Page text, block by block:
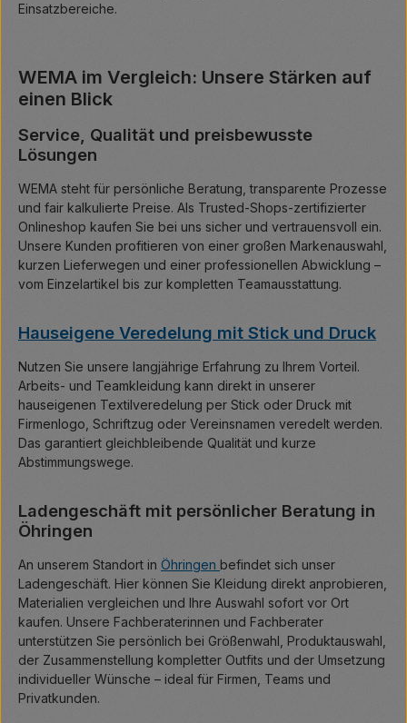
Einsatzbereiche.
WEMA im Vergleich: Unsere Stärken auf
einen Blick
Service, Qualität und preisbewusste
Lösungen
WEMA steht für persönliche Beratung, transparente Prozesse
und fair kalkulierte Preise. Als Trusted-Shops-zertifizierter
Onlineshop kaufen Sie bei uns sicher und vertrauensvoll ein.
Unsere Kunden profitieren von einer großen Markenauswahl,
kurzen Lieferwegen und einer professionellen Abwicklung –
vom Einzelartikel bis zur kompletten Teamausstattung.
Hauseigene Veredelung mit Stick und Druck
Nutzen Sie unsere langjährige Erfahrung zu Ihrem Vorteil.
Arbeits- und Teamkleidung kann direkt in unserer
hauseigenen Textilveredelung per Stick oder Druck mit
Firmenlogo, Schriftzug oder Vereinsnamen veredelt werden.
Das garantiert gleichbleibende Qualität und kurze
Abstimmungswege.
Ladengeschäft mit persönlicher Beratung in
Öhringen
An unserem Standort in Öhringen befindet sich unser
Ladengeschäft. Hier können Sie Kleidung direkt anprobieren,
Materialien vergleichen und Ihre Auswahl sofort vor Ort
kaufen. Unsere Fachberaterinnen und Fachberater
unterstützen Sie persönlich bei Größenwahl, Produktauswahl,
der Zusammenstellung kompletter Outfits und der Umsetzung
individueller Wünsche – ideal für Firmen, Teams und
Privatkunden.